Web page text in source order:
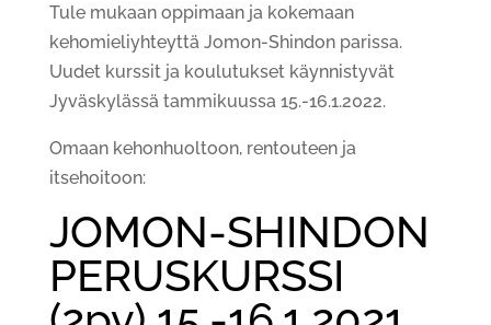
Tule mukaan oppimaan ja kokemaan
kehomieliyhteyttä Jomon-Shindon parissa.
Uudet kurssit ja koulutukset käynnistyvät
Jyväskylässä tammikuussa 15.-16.1.2022.
Omaan kehonhuoltoon, rentouteen ja
itsehoitoon:
JOMON-SHINDON
PERUSKURSSI